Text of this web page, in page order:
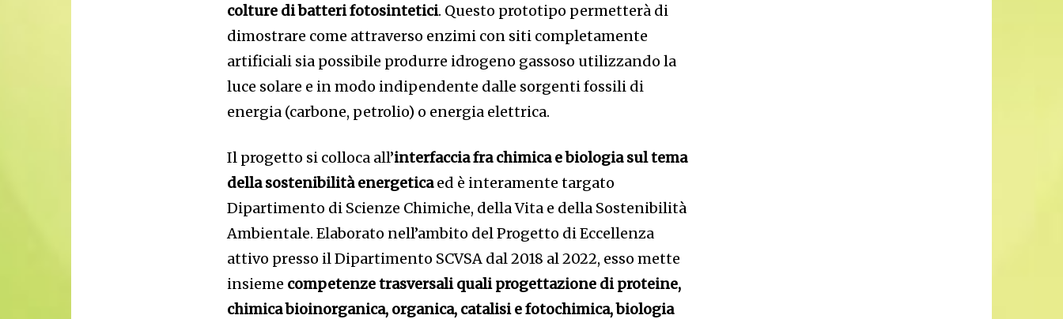
colture di batteri fotosintetici. Questo prototipo permetterà di
dimostrare come attraverso enzimi con siti completamente
artificiali sia possibile produrre idrogeno gassoso utilizzando la
luce solare e in modo indipendente dalle sorgenti fossili di
energia (carbone, petrolio) o energia elettrica.
Il progetto si colloca all’interfaccia fra chimica e biologia sul tema
della sostenibilità energeticaed è interamente targato
Dipartimento di Scienze Chimiche, della Vita e della Sostenibilità
Ambientale. Elaborato nell’ambito del Progetto di Eccellenza
attivo presso il Dipartimento SCVSA dal 2018 al 2022, esso mette
insieme competenze trasversali quali progettazione di proteine,
chimica bioinorganica, organica, catalisi e fotochimica, biologia